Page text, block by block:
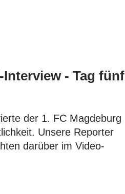
- Tag fünf
der 1. FC Magdeburg
Unsere Reporter
darüber im Video-